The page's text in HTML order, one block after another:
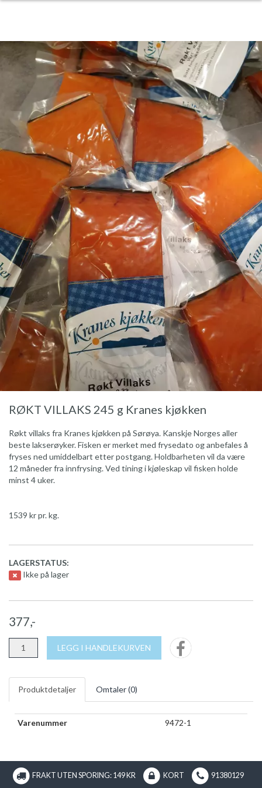
RØKT VILLAKS 245 g Kranes kjøkken
Røkt villaks fra Kranes kjøkken på Sørøya. Kanskje Norges aller
beste lakserøyker. Fisken er merket med frysedato og anbefales å
fryses ned umiddelbart etter postgang. Holdbarheten vil da være
12 måneder fra innfrysing. Ved tining i kjøleskap vil fisken holde
minst 4 uker.
1539 kr pr. kg.
LAGERSTATUS:
Ikke på lager
377,-
LEGG I HANDLEKURVEN
Produktdetaljer Omtaler (0)
Varenummer 9472-1
FRAKT UTEN SPORING: 149 KR KORT 91380129